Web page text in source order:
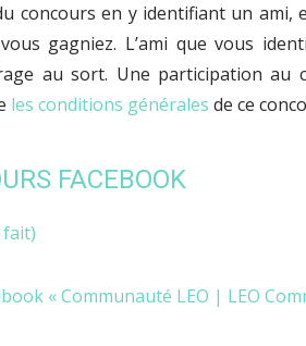
concours en y identifiant un
gagniez. L’ami que vous
au sort. Une participation au
les conditions générales de ce
FACEBOOK
fait)
« Communauté LEO | LEO